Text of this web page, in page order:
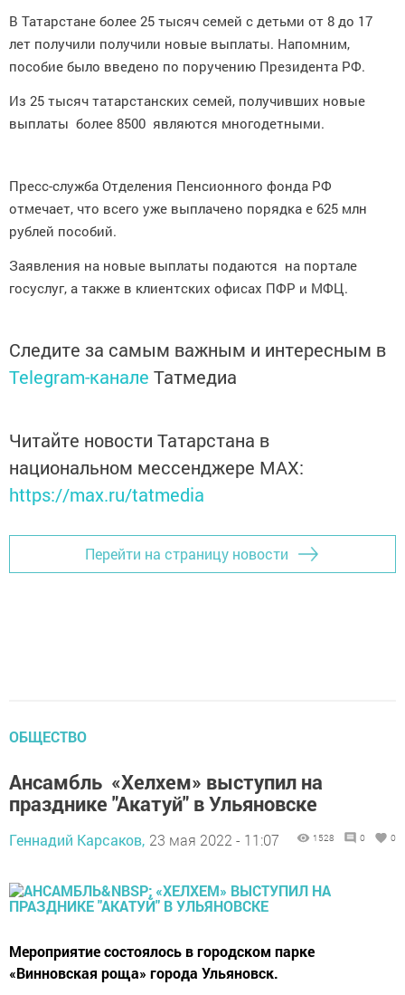
В Татарстане более 25 тысяч семей с детьми от 8 до 17
лет получили получили новые выплаты. Напомним,
пособие было введено по поручению Президента РФ.
Из 25 тысяч татарстанских семей, получивших новые
выплаты более 8500 являются многодетными.
Пресс-служба Отделения Пенсионного фонда РФ
отмечает, что всего уже выплачено порядка е 625 млн
рублей пособий.
Заявления на новые выплаты подаются на портале
госуслуг, а также в клиентских офисах ПФР и МФЦ.
Следите за самым важным и интересным в
Telegram-канале Татмедиа
Читайте новости Татарстана в
национальном мессенджере MАХ:
https://max.ru/tatmedia
Перейти на страницу новости
ОБЩЕСТВО
Ансамбль «Хелхем» выступил на
празднике "Акатуй" в Ульяновске
Геннадий Карсаков, 23 мая 2022 - 11:07 1528 0 0
Мероприятие состоялось в городском парке
«Винновская роща» города Ульяновск.